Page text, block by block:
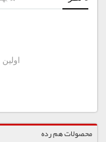
محصولات هم رده